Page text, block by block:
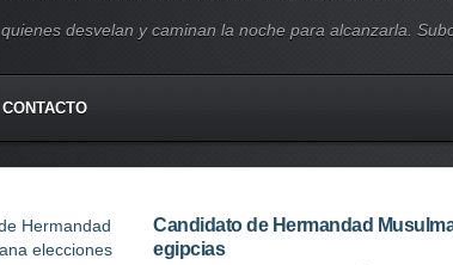
quienes desvelan y caminan la noche para alcanzarla.
CONTACTO
Candidato de Hermandad
egipcias